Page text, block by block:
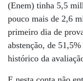
(Enem) tinha 5,5
pouco mais de 2,6
primeiro dia de
abstenção, de
histórico da